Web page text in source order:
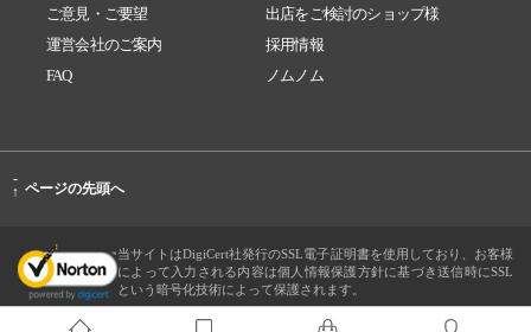
ご意見・ご要望
出店をご検討のショップ様
運営会社のご案内
採用情報
FAQ
ノムノム
-
↑ ページの先頭へ
当サイトはDigiCert社発行のSSL電子証明書を使用しており、お客様
によって入力される内容は個人情報保護方針に基づき送信時にSSL
という暗号化技術によって保護されます。